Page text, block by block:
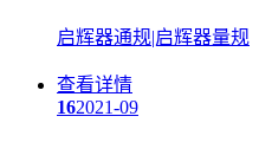
启辉器通规|启辉器量规
查看详情
162021-09